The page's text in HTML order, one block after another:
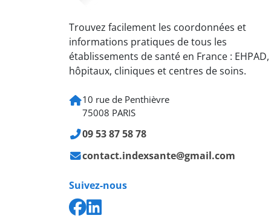
Trouvez facilement les coordonnées et
informations pratiques de tous les
établissements de santé en France : EHPAD,
hôpitaux, cliniques et centres de soins.
10 rue de Penthièvre
75008 PARIS
09 53 87 58 78
contact.indexsante@gmail.com
Suivez-nous